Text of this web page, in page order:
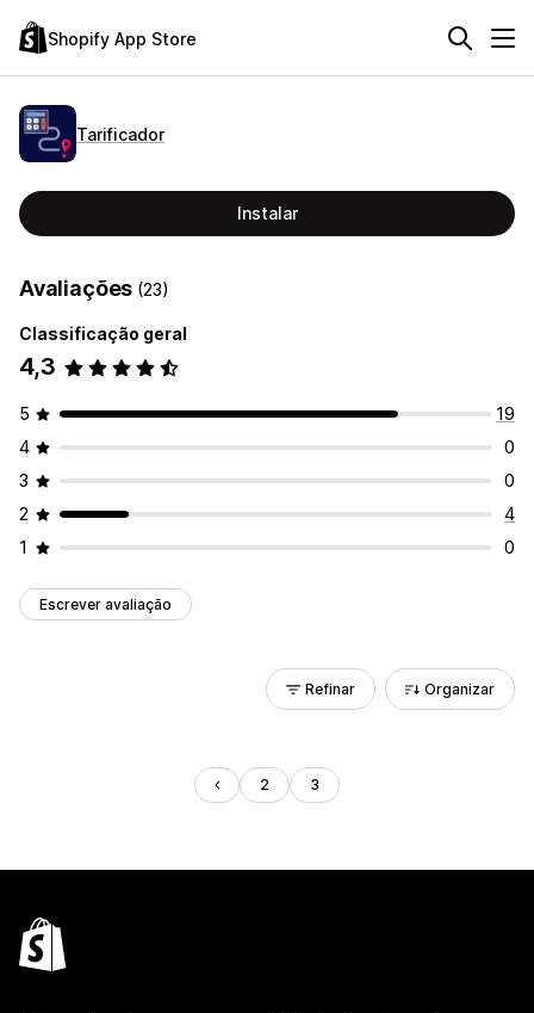
Shopify App Store
Tarificador
Instalar
Avaliações (23)
Classificação geral
4,3
5
19
4
0
3
0
2
4
1
0
Escrever avaliação
Refinar Organizar
2 3